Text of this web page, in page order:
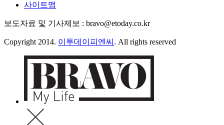
사이트맵
보도자료 및 기사제보 : bravo@etoday.co.kr
Copyright 2014. 이투데이피엔씨 . All rights reserved